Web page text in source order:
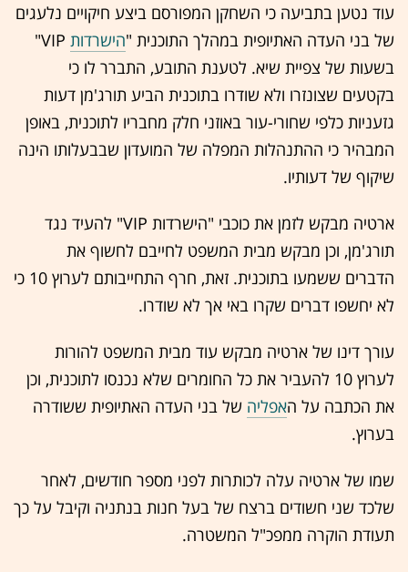
‏‎‎עוד נטען בתביעה כי השחקן המפורסם ביצע חיקויים נלעגים
של בני העדה האתיופית במהלך התוכנית "הישרדות
‏VIP‏"
בשעות של צפיית שיא. לטענת התובע, התברר לו כי
בקטעים שצונזרו ולא שודרו בתוכנית הביע תורג'מן דעות
גזעניות כלפי שחורי-עור באוזני חלק מחבריו לתוכנית, באופן
המבהיר כי ההתנהלות המפלה של המועדון שבבעלותו הינה
שיקוף של דעותיו.
‏ארטיה מבקש לזמן את כוכבי "הישרדות ‏VIP‏" להעיד נגד
תורג'מן, וכן מבקש מבית המשפט לחייבם לחשוף את
הדברים ששמעו בתוכנית. זאת, חרף התחייבותם לערוץ 10 כי
לא יחשפו דברים שקרו באי אך לא שודרו. ‏
עורך דינו של ארטיה מבקש עוד מבית המשפט להורות
לערוץ 10 להעביר את כל החומרים שלא נכנסו לתוכנית, וכן
את הכתבה על האפליה של בני העדה האתיופית ששודרה
בערוץ.
‏שמו של ארטיה עלה לכותרות לפני מספר חודשים, לאחר
שלכד שני חשודים ברצח של בעל חנות בנתניה וקיבל על כך
תעודת הוקרה ממפכ"ל המשטרה. ‏‎‎‏